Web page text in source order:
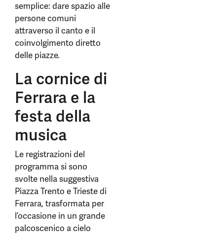
semplice: dare spazio alle
persone comuni
attraverso il canto e il
coinvolgimento diretto
delle piazze.
La cornice di
Ferrara e la
festa della
musica
Le registrazioni del
programma si sono
svolte nella suggestiva
Piazza Trento e Trieste di
Ferrara, trasformata per
l’occasione in un grande
palcoscenico a cielo